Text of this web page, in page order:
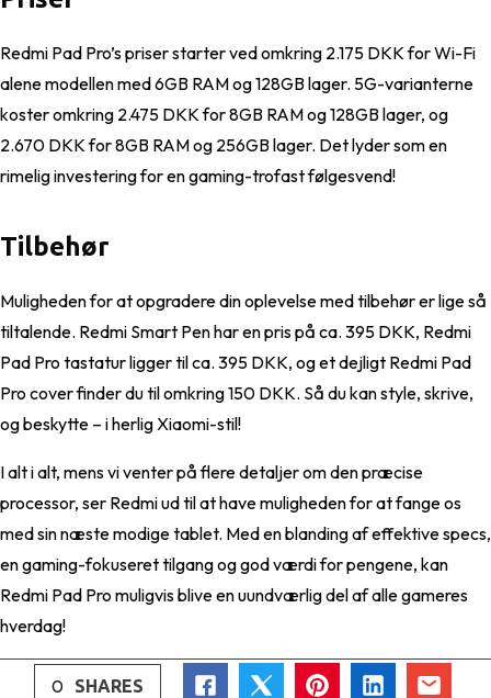
Redmi Pad Pro’s priser starter ved omkring 2.175 DKK for Wi-Fi
alene modellen med 6GB RAM og 128GB lager. 5G-varianterne
koster omkring 2.475 DKK for 8GB RAM og 128GB lager, og
2.670 DKK for 8GB RAM og 256GB lager. Det lyder som en
rimelig investering for en gaming-trofast følgesvend!
Tilbehør
Muligheden for at opgradere din oplevelse med tilbehør er lige så
tiltalende. Redmi Smart Pen har en pris på ca. 395 DKK, Redmi
Pad Pro tastatur ligger til ca. 395 DKK, og et dejligt Redmi Pad
Pro cover finder du til omkring 150 DKK. Så du kan style, skrive,
og beskytte – i herlig Xiaomi-stil!
I alt i alt, mens vi venter på flere detaljer om den præcise
processor, ser Redmi ud til at have muligheden for at fange os
med sin næste modige tablet. Med en blanding af effektive specs,
en gaming-fokuseret tilgang og god værdi for pengene, kan
Redmi Pad Pro muligvis blive en uundværlig del af alle gameres
hverdag!
0 SHARES